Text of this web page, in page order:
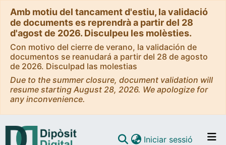
Amb motiu del tancament d'estiu, la validació
de documents es reprendrà a partir del 28
d'agost de 2026. Disculpeu les molèsties.
Con motivo del cierre de verano, la validación de
documentos se reanudará a partir del 28 de agosto
de 2026. Disculpad las molestias
Due to the summer closure, document validation will
resume starting August 28, 2026. We apologize for
any inconvenience.
Iniciar sessió (current)